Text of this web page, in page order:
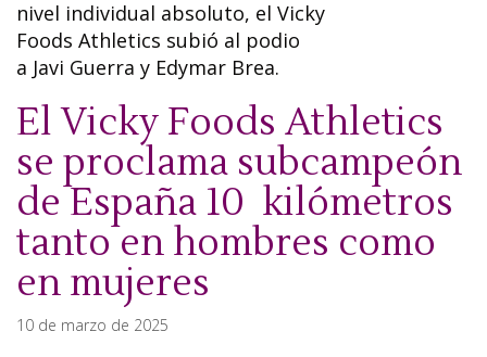
nivel individual absoluto, el Vicky
Foods Athletics subió al podio
a Javi Guerra y Edymar Brea.
El Vicky Foods Athletics
se proclama subcampeón
de España 10 kilómetros
tanto en hombres como
en mujeres
10 de marzo de 2025